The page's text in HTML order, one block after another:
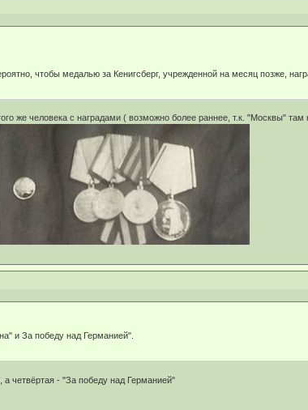
чтобы медалью за Кенигсберг, учрежденной на месяц позже,
же человека с наградами ( возможно более раннее, т.к. "Москвы"
и За победу над Германией".
а четвёртая - "За победу над Германией"